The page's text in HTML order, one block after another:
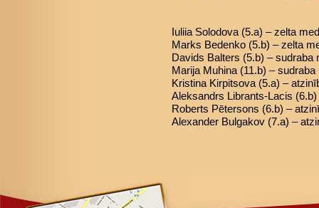
Iuliia Solodova (5.a) – zelta
Marks Bedenko (5.b) – zelta
Davids Balters (5.b) – sudraba
Marija Muhina (11.b) – sudraba
Kristina Kirpitsova (5.a) –
Aleksandrs Librants-Lacis
Roberts Pētersons (6.b) –
Alexander Bulgakov (7.a) –